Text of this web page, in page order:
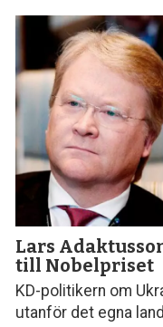
Lars
till Nobelpriset
KD-politikern om
utanför det egna